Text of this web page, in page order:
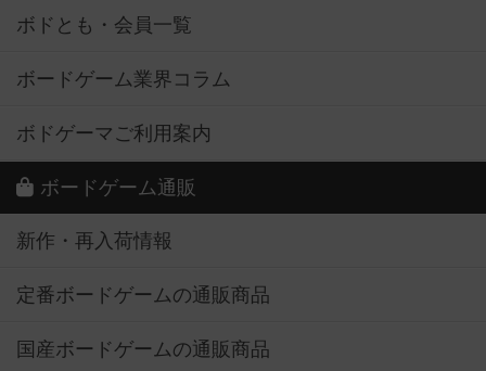
ボドとも・会員一覧
ボードゲーム業界コラム
ボドゲーマご利用案内
ボードゲーム通販
新作・再入荷情報
定番ボードゲームの通販商品
国産ボードゲームの通販商品